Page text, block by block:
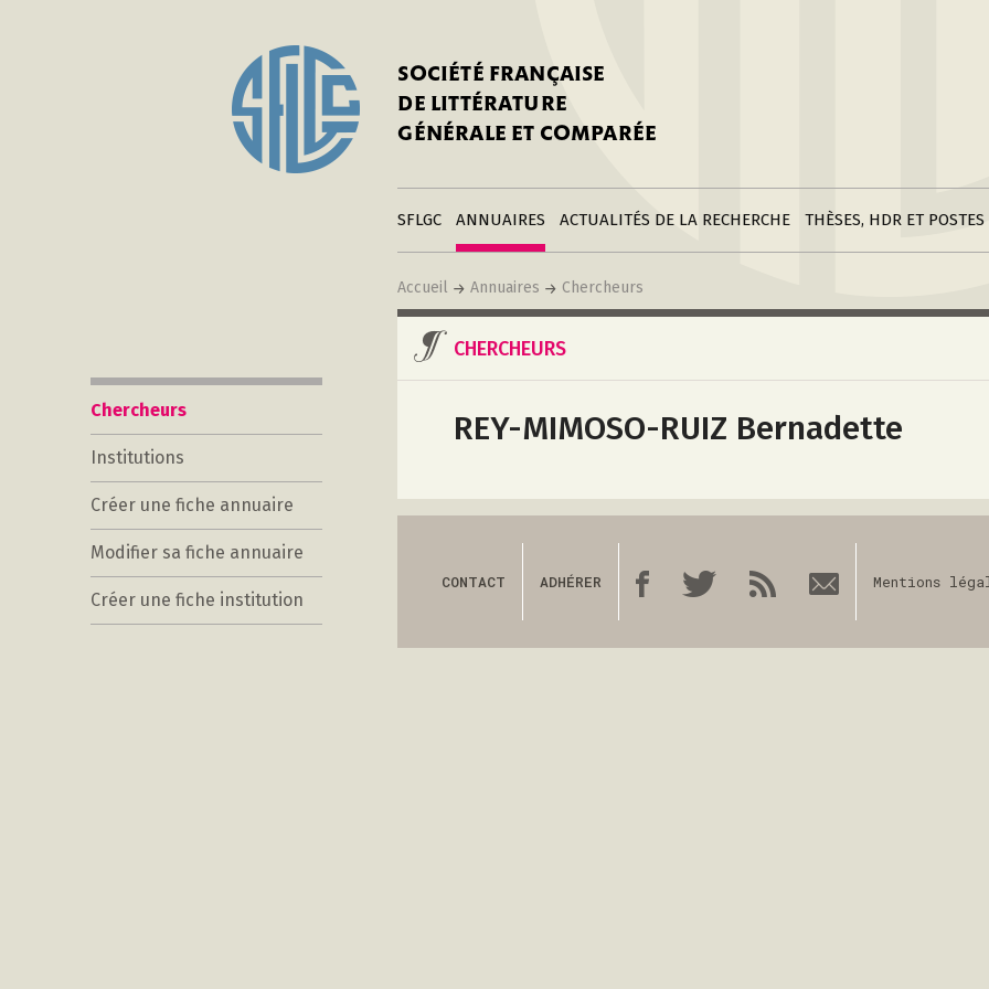
SOCIÉTÉ FRANÇAISE
DE LITTÉRATURE
GÉNÉRALE ET COMPARÉE
SFLGC
Adhérer à la SFLGC
Publier sur ce site
LiensANNUAIRES
Créer une fiche
annuaire
Modifier sa fiche
annuaire
Créer une fiche
institutionACTUALITÉS DE LA RECHERCHE
Divers
Soumettre une
annonce
THÈSES, HDR ET POSTES
Postes
Accueil Annuaires Chercheurs
Chercheurs
Institutions
Créer une fiche annuaire
Modifier sa fiche annuaire
Créer une fiche institution
CHERCHEURS
REY-MIMOSO-RUIZ Bernadette
CONTACT ADHÉRER Mentions